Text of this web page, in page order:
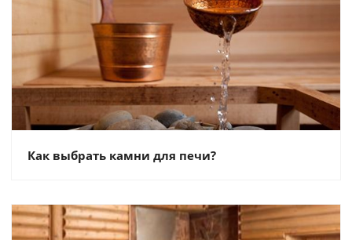
Как выбрать камни для печи?